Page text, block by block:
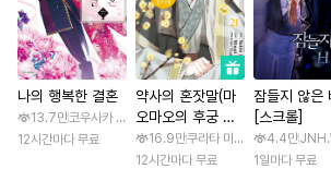
나의 행복한 결혼
13.7만코우사카 리토 / 아기토기 아쿠미
12시간마다 무료
약사의 혼잣말(마
오마오의 후궁 수
수께끼 풀이수첩)
16.9만쿠라타 미노지 / 휴우가 나츠
12시간마다 무료
잠들지 않은
[스크롤]
4.4만
1일마다 무료